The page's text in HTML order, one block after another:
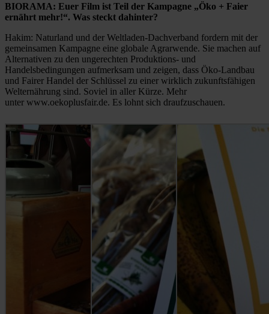
BIORAMA: Euer Film ist Teil der Kampagne „Öko + Faier
ernährt mehr!“. Was steckt dahinter?
Hakim: Naturland und der Weltladen-Dachverband fordern mit der
gemeinsamen Kampagne eine globale Agrarwende. Sie machen auf
Alternativen zu den ungerechten Produktions- und
Handelsbedingungen aufmerksam und zeigen, dass Öko-Landbau
und Fairer Handel der Schlüssel zu einer wirklich zukunftsfähigen
Welternährung sind. Soviel in aller Kürze. Mehr
unter www.oekoplusfair.de. Es lohnt sich draufzuschauen.